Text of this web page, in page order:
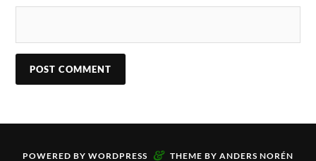
POWERED BY WORDPRESS & THEME BY ANDERS NORÉN